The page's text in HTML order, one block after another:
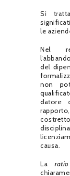
Si
le
Nel
del
non
datore
causa.
La